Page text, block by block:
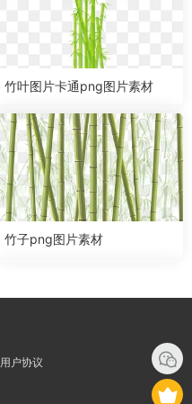
竹叶图片卡通png图片素材
竹子png图片素材
用户协议